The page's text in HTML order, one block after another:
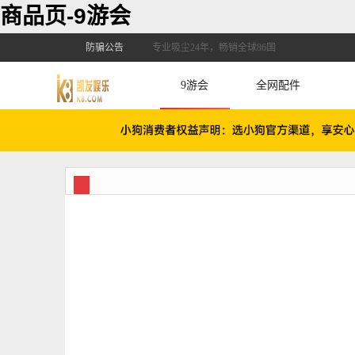
商品页-9游会
防骗公告 专业吸尘24年，畅销全球86国
9游会 全网配件